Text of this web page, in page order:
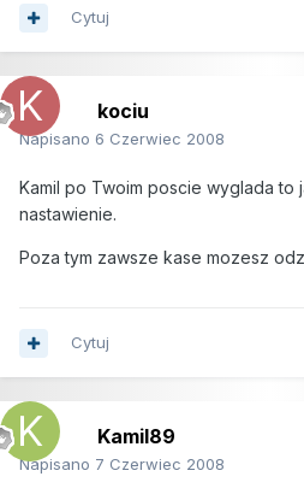
Cytuj
kociu
Napisano 6 Czerwiec 2008
Kamil po Twoim poscie wyglada to
nastawienie.
Poza tym zawsze kase mozesz
Cytuj
Kamil89
Napisano 7 Czerwiec 2008